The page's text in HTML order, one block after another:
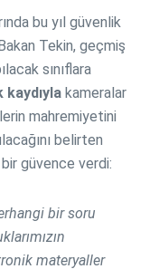
bu yıl güvenlik
Tekin, geçmiş
sınıflara
kameralar
mahremiyetini
belirten
bir güvence verdi:
bir soru
materyaller